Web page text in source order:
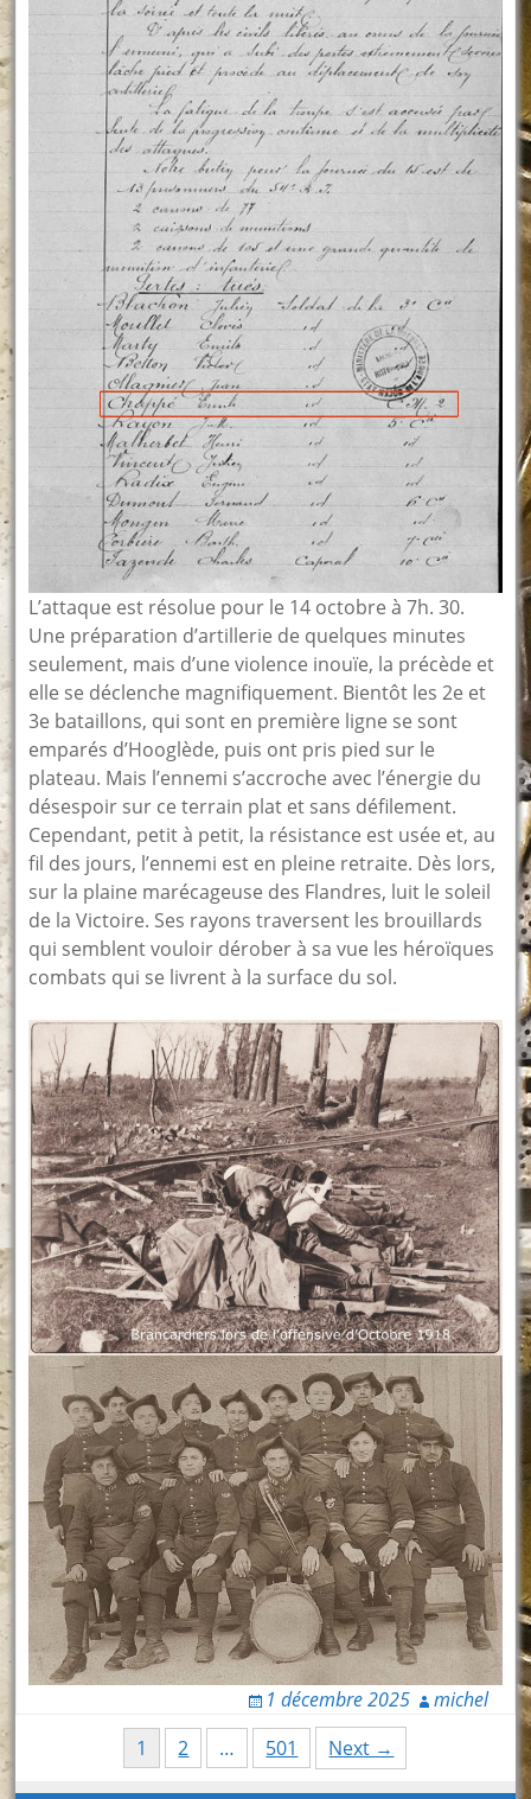
L’attaque est résolue pour le 14 octobre à 7h. 30.
Une préparation d’artillerie de quelques minutes
seulement, mais d’une violence inouïe, la précède et
elle se déclenche magnifiquement. Bientôt les 2e et
3e bataillons, qui sont en première ligne se sont
emparés d’Hooglède, puis ont pris pied sur le
plateau. Mais l’ennemi s’accroche avec l’énergie du
désespoir sur ce terrain plat et sans défilement.
Cependant, petit à petit, la résistance est usée et, au
fil des jours, l’ennemi est en pleine retraite. Dès lors,
sur la plaine marécageuse des Flandres, luit le soleil
de la Victoire. Ses rayons traversent les brouillards
qui semblent vouloir dérober à sa vue les héroïques
combats qui se livrent à la surface du sol.
1 décembre 2025 michel
Posts 1 2 … 501 Next →